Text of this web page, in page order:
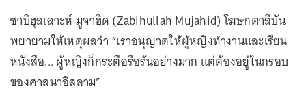
ซาบิฮุลเลาะห์ มูจาฮิด (Zabihullah Mujahid) โฆษกตาลีบัน
พยายามให้เหตุผลว่า “เราอนุญาตให้ผู้หญิงทำงานและเรียน
หนังสือ... ผู้หญิงก็กระตือรือร้นอย่างมาก แต่ต้องอยู่ในกรอบ
ของศาสนาอิสลาม”